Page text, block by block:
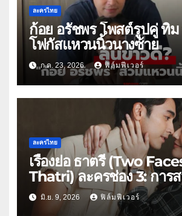
ละครไทย
ก้อย อรัชพร โพสต์รูปคู่ ทิ
โฟกัสแหวนนิ้วนางซ้าย
ก.ค. 23, 2026 ฟิล์มฟีเวอร์
ละครไทย
เรื่องย่อ ธาตรี (Two
Thatri) ละครช่อง 3: การ
ตายสู่มรดกเลือด ยุคสงครา
ที่ 2
มิ.ย. 9, 2026 ฟิล์มฟีเวอร์